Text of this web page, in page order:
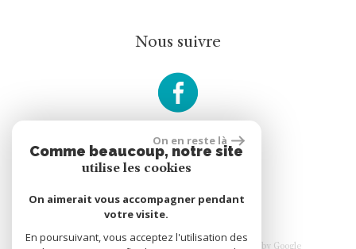
Nous suivre
rèalisé par
© 2026 | Tous droits réservés | Traduction powered by Google
On en reste là
Comme beaucoup, notre site
utilise les cookies
On aimerait vous accompagner pendant
votre visite.
En poursuivant, vous acceptez l'utilisation des